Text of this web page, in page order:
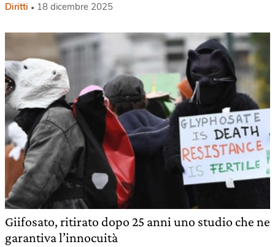
Diritti 18 dicembre 2025
Giifosato, ritirato dopo 25 anni uno studio che ne
garantiva l’innocuità